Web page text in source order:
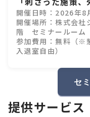
28卒インターン設
のすべて
開催日時：2026年
開催場所：株式会社
階 セミナールーム
参加費用：無料（※
入退室自由）
セ
提供サービス